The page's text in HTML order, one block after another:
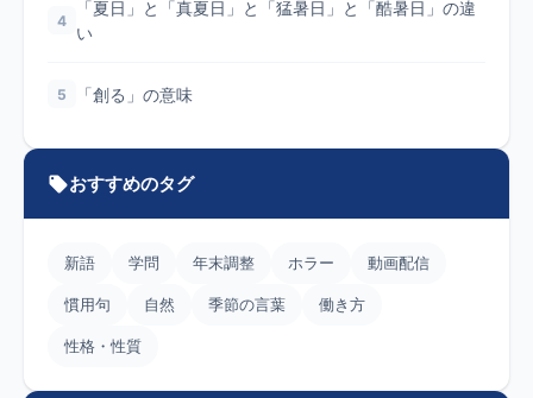
4
「夏日」と「真夏日」と「猛暑日」と「酷暑日」の違
い
5 「創る」の意味
おすすめのタグ
新語 学問 年末調整 ホラー 動画配信
慣用句 自然 季節の言葉 働き方
性格・性質